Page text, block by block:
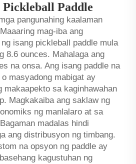
Pickleball Paddle
pangunahing kaalaman
mag-iba ang
isang pickleball paddle mula
8.6 ounces. Mahalaga ang
na onsa. Ang isang paddle na
masyadong mabigat ay
makaapekto sa kaginhawahan
Magkakaiba ang saklaw ng
ng manlalaro at sa
madalas hindi
ang distribusyon ng timbang.
na opsyon ng paddle ay
kagustuhan ng